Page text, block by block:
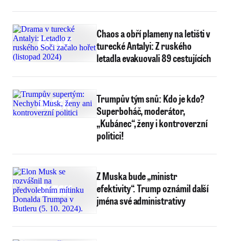
Chaos a obří plameny na letišti v
turecké Antalyi: Z ruského
letadla evakuovali 89 cestujících
Trumpův tým snů: Kdo je kdo?
Superboháč, moderátor,
„Kubánec“, ženy i kontroverzní
politici!
Z Muska bude „ministr
efektivity“. Trump oznámil další
jména své administrativy